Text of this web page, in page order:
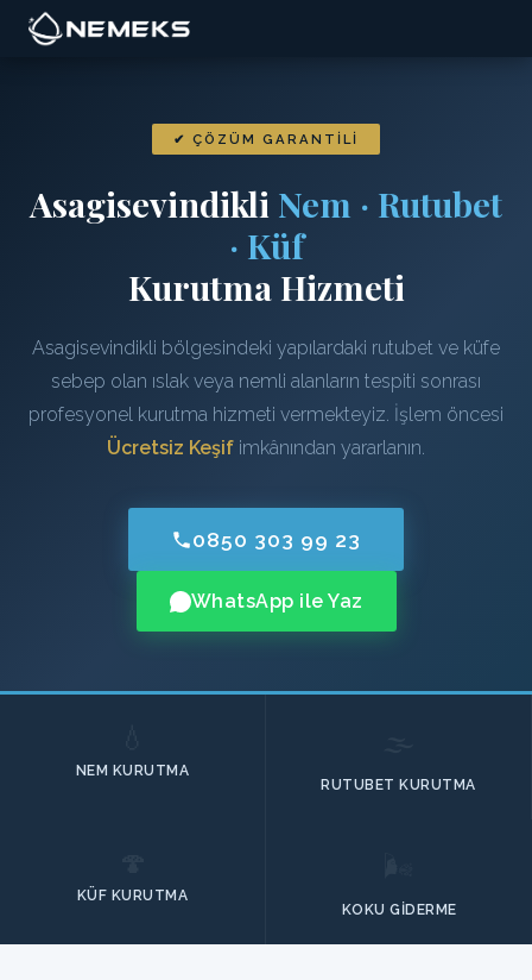
✔ ÇÖZÜM GARANTILI
Asagisevindikli Nem · Rutubet
· Küf
Kurutma Hizmeti
Asagisevindikli bölgesindeki yapılardaki rutubet ve küfe
sebep olan ıslak veya nemli alanların tespiti sonrası
profesyonel kurutma hizmeti vermekteyiz. İşlem öncesi
Ücretsiz Keşif imkânından yararlanın.
0850 303 99 23
WhatsApp ile Yaz
NEM KURUTMA
RUTUBET KURUTMA
KÜF KURUTMA
KOKU GIDERME